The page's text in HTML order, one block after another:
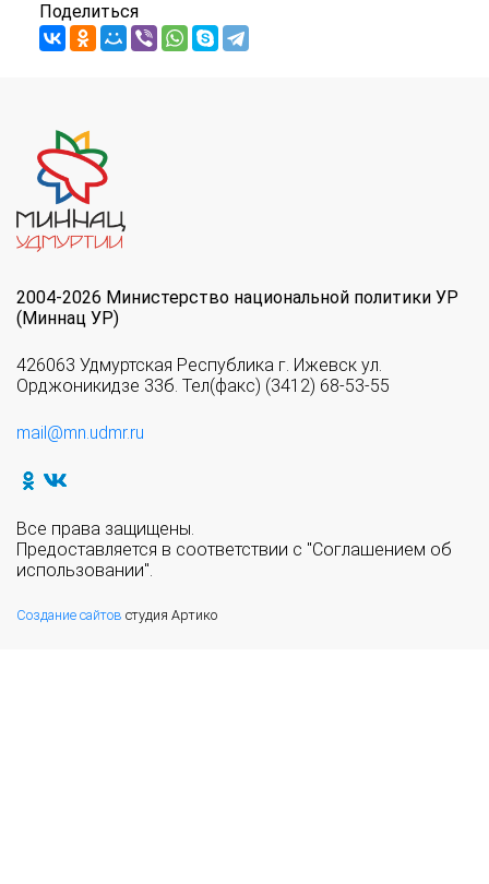
Поделиться
2004-2026 Министерство национальной политики УР
(Миннац УР)
426063 Удмуртская Республика г. Ижевск ул.
Орджоникидзе 33б. Тел(факс) (3412) 68-53-55
mail@mn.udmr.ru
Все права защищены.
Предоставляется в соответствии с "Соглашением об
использовании".
Создание сайтов студия Артико